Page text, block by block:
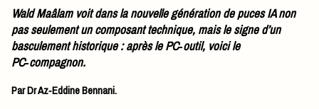
Wald Maâlam voit dans la nouvelle génération de puces IA non
pas seulement un composant technique, mais le signe d’un
basculement historique : après le PC‑outil, voici le
PC‑compagnon.
Par Dr Az‑Eddine Bennani.